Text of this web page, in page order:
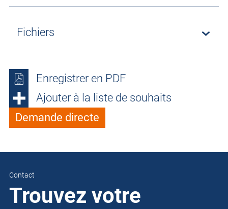
Fichiers
Enregistrer en PDF
Ajouter à la liste de souhaits
Demande directe
Contact
Trouvez votre